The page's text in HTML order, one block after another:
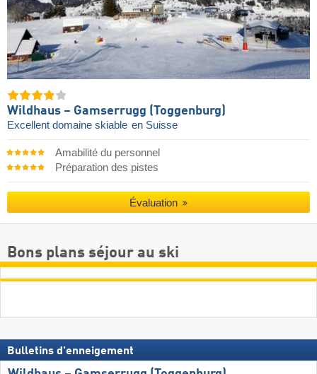
Wildhaus – Gamserrugg (Toggenburg)
Excellent domaine skiable en Suisse
Amabilité du personnel
Préparation des pistes
Évaluation
Bons plans séjour au ski
Bulletins d'enneigement